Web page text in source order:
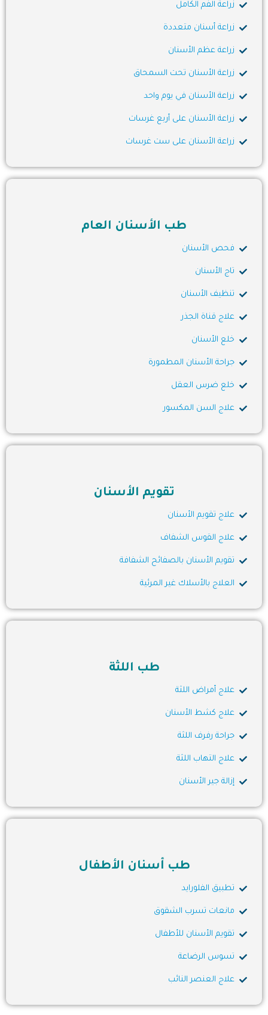
زراعة الفم الكامل
زراعة أسنان متعددة
زراعة عظم الأسنان
زراعة الأسنان تحت السمحاق
زراعة الأسنان في يوم واحد
زراعة الأسنان على أربع غرسات
زراعة الأسنان على ست غرسات
طب الأسنان العام
فحص الأسنان
تاج الأسنان
تنظيف الأسنان
علاج قناة الجذر
خلع الأسنان
جراحة الأسنان المطمورة
خلع ضرس العقل
علاج السن المكسور
تقويم الأسنان
علاج تقويم الأسنان
علاج القوس الشفاف
تقويم الأسنان بالصفائح الشفافة
العلاج بالأسلاك غير المرئية
طب اللثة
علاج أمراض اللثة
علاج كشط الأسنان
جراحة رفرف اللثة
علاج التهاب اللثة
إزالة جير الأسنان
طب أسنان الأطفال
تطبيق الفلورايد
مانعات تسرب الشقوق
تقويم الأسنان للأطفال
تسوس الرضاعة
علاج العنصر النائب